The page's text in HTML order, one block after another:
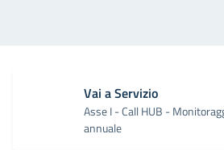
Vai a Servizio
Asse I - Call HUB -
annuale